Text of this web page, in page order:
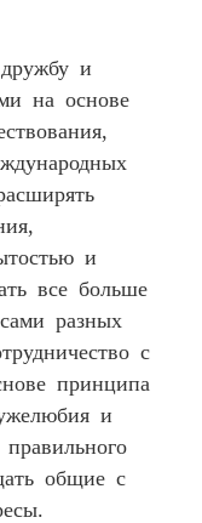
и
на основе
и
все больше
разных
с
принципа
и
общие с